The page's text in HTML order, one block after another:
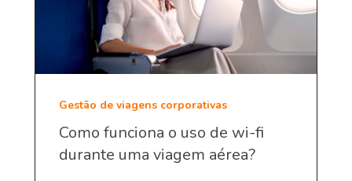
Gestão de viagens corporativas
Como funciona o uso de wi-fi
durante uma viagem aérea?